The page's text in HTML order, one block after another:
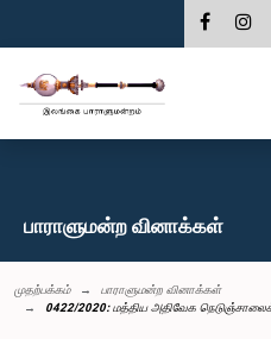
பாராளுமன்ற வினாக்கள்
முதற்பக்கம்
பாராளுமன்ற வினாக்கள்
0422/2020: மத்திய அதிவேக